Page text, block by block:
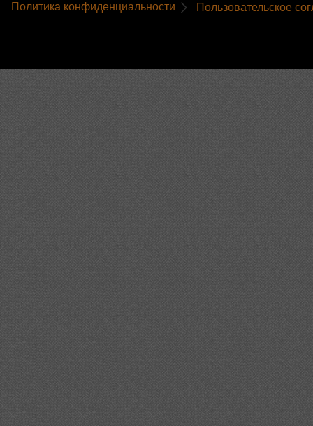
Политика конфиденциальности Пользовательское